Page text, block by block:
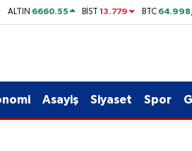
ALTIN 6660.55 BİST13.779 BTC
Asayiş Siyaset Spor